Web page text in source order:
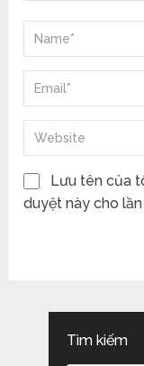
Lưu tên của
duyệt này cho
Tìm kiếm